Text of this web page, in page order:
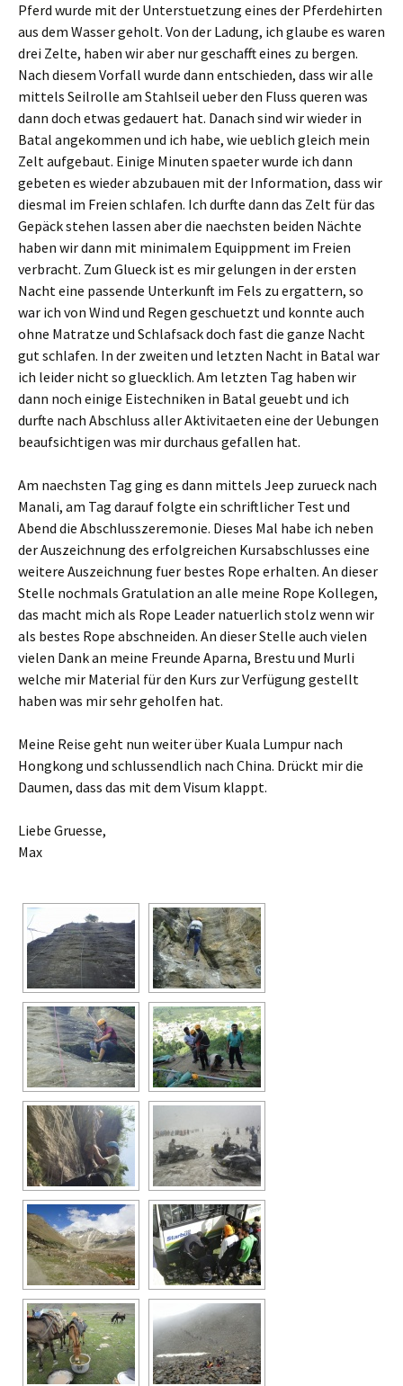
Pferd wurde mit der Unterstuetzung eines der Pferdehirten
aus dem Wasser geholt. Von der Ladung, ich glaube es waren
drei Zelte, haben wir aber nur geschafft eines zu bergen.
Nach diesem Vorfall wurde dann entschieden, dass wir alle
mittels Seilrolle am Stahlseil ueber den Fluss queren was
dann doch etwas gedauert hat. Danach sind wir wieder in
Batal angekommen und ich habe, wie ueblich gleich mein
Zelt aufgebaut. Einige Minuten spaeter wurde ich dann
gebeten es wieder abzubauen mit der Information, dass wir
diesmal im Freien schlafen. Ich durfte dann das Zelt für das
Gepäck stehen lassen aber die naechsten beiden Nächte
haben wir dann mit minimalem Equippment im Freien
verbracht. Zum Glueck ist es mir gelungen in der ersten
Nacht eine passende Unterkunft im Fels zu ergattern, so
war ich von Wind und Regen geschuetzt und konnte auch
ohne Matratze und Schlafsack doch fast die ganze Nacht
gut schlafen. In der zweiten und letzten Nacht in Batal war
ich leider nicht so gluecklich. Am letzten Tag haben wir
dann noch einige Eistechniken in Batal geuebt und ich
durfte nach Abschluss aller Aktivitaeten eine der Uebungen
beaufsichtigen was mir durchaus gefallen hat.
Am naechsten Tag ging es dann mittels Jeep zurueck nach
Manali, am Tag darauf folgte ein schriftlicher Test und
Abend die Abschlusszeremonie. Dieses Mal habe ich neben
der Auszeichnung des erfolgreichen Kursabschlusses eine
weitere Auszeichnung fuer bestes Rope erhalten. An dieser
Stelle nochmals Gratulation an alle meine Rope Kollegen,
das macht mich als Rope Leader natuerlich stolz wenn wir
als bestes Rope abschneiden. An dieser Stelle auch vielen
vielen Dank an meine Freunde Aparna, Brestu und Murli
welche mir Material für den Kurs zur Verfügung gestellt
haben was mir sehr geholfen hat.
Meine Reise geht nun weiter über Kuala Lumpur nach
Hongkong und schlussendlich nach China. Drückt mir die
Daumen, dass das mit dem Visum klappt.
Liebe Gruesse,
Max